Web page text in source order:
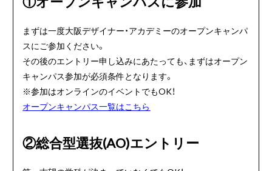
まずは一度大阪デザイナー・アカデミーのオープンキャンパ
スにご参加ください。
その後のエントリー申し込みにあたっても、まずはオープン
キャンパス参加が必須条件となります。
※参加はオンラインのイベントでもOK！
オープンキャンパス一覧はこちら
②総合型選抜(AO)エントリー